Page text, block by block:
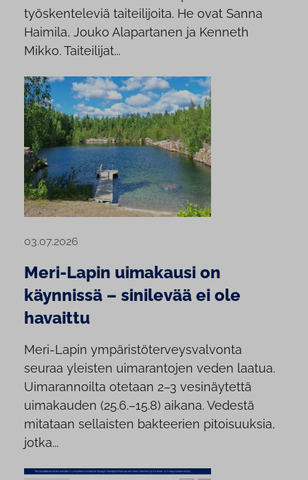
työskenteleviä taiteilijoita. He ovat Sanna
Haimila, Jouko Alapartanen ja Kenneth
Mikko. Taiteilijat...
03.07.2026
Meri-Lapin uimakausi on
käynnissä – sinilevää ei ole
havaittu
Meri-Lapin ympäristöterveysvalvonta
seuraa yleisten uimarantojen veden laatua.
Uimarannoilta otetaan 2–3 vesinäytettä
uimakauden (25.6.–15.8) aikana. Vedestä
mitataan sellaisten bakteerien pitoisuuksia,
jotka...